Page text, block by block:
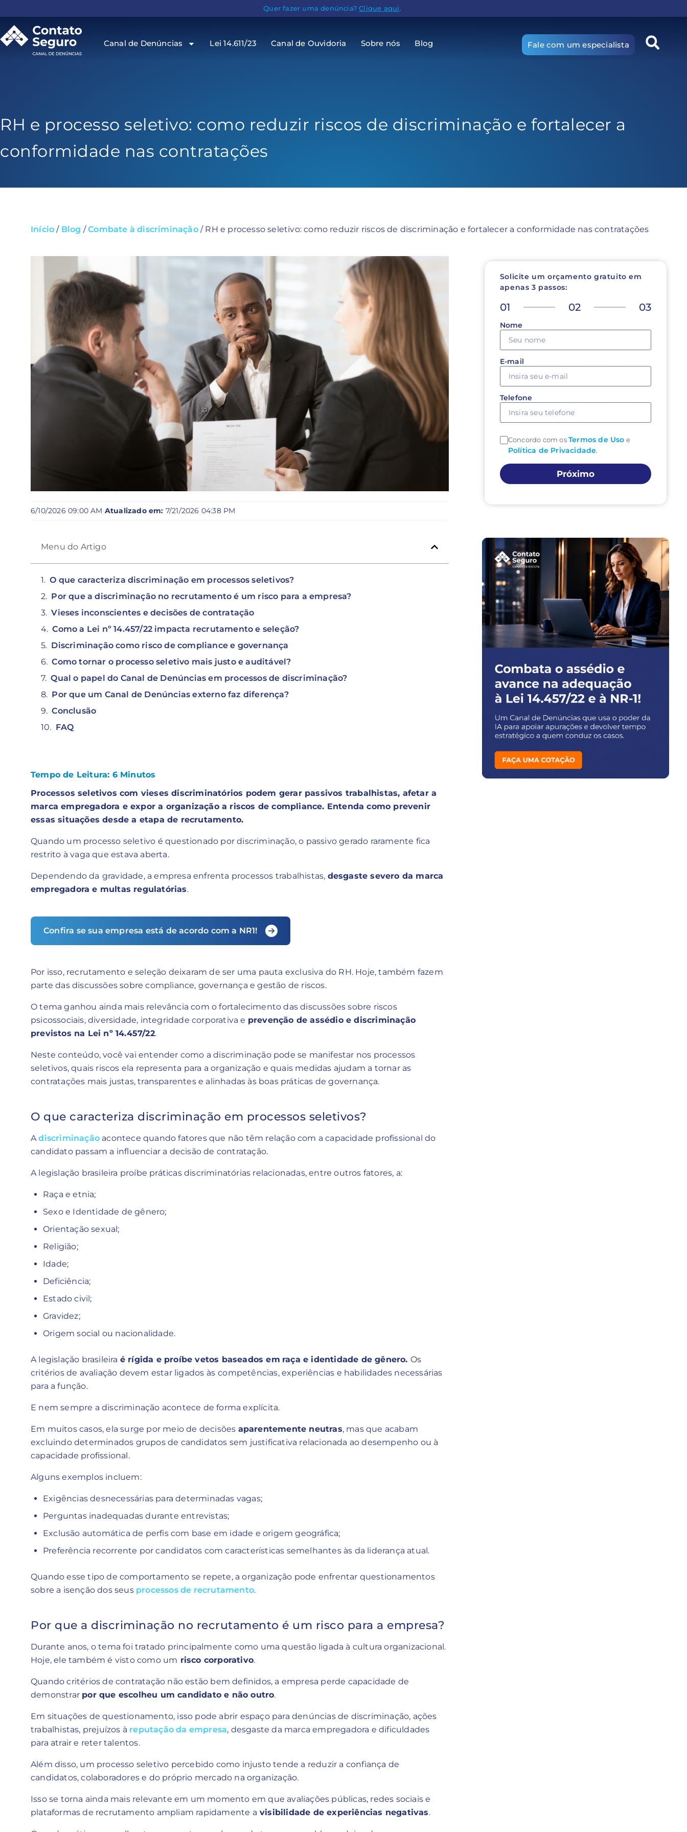
Quer fazer uma denúncia?Clique aqui.
Canal de Denúncias Lei 14.611/23 Canal de Ouvidoria Sobre nós Blog Fale com um especialista
RH e processo seletivo: como reduzir riscos de discriminação e fortalecer a
conformidade nas contratações
Início / Blog /Combate à discriminação/ RH e processo seletivo: como reduzir riscos de discriminação e fortalecer a conformidade nas contratações
6/10/2026 09:00 AM·Atualizado em: 7/21/2026 04:38 PM
Menu do Artigo
O que caracteriza discriminação em processos seletivos?
Por que a discriminação no recrutamento é um risco para a empresa?
Vieses inconscientes e decisões de contratação
Como a Lei nº 14.457/22 impacta recrutamento e seleção?
Discriminação como risco de compliance e governança
Como tornar o processo seletivo mais justo e auditável?
Qual o papel do Canal de Denúncias em processos de discriminação?
Por que um Canal de Denúncias externo faz diferença?
Conclusão
FAQ
Tempo de Leitura: 6 Minutos
Processos seletivos com vieses discriminatórios podem gerar passivos trabalhistas, afetar a
marca empregadora e expor a organização a riscos de compliance. Entenda como prevenir
essas situações desde a etapa de recrutamento.
Quando um processo seletivo é questionado por discriminação, o passivo gerado raramente fica
restrito à vaga que estava aberta.
Dependendo da gravidade, a empresa enfrenta processos trabalhistas, desgaste severo da marca
empregadora e multas regulatórias.
Confira se sua empresa está de acordo com a NR1!
Por isso, recrutamento e seleção deixaram de ser uma pauta exclusiva do RH. Hoje, também fazem
parte das discussões sobre compliance, governança e gestão de riscos.
O tema ganhou ainda mais relevância com o fortalecimento das discussões sobre riscos
psicossociais, diversidade, integridade corporativa e prevenção de assédio e discriminação
previstos na Lei nº 14.457/22.
Neste conteúdo, você vai entender como a discriminação pode se manifestar nos processos
seletivos, quais riscos ela representa para a organização e quais medidas ajudam a tornar as
contratações mais justas, transparentes e alinhadas às boas práticas de governança.
O que caracteriza discriminação em processos seletivos?
Adiscriminação acontece quando fatores que não têm relação com a capacidade profissional do
candidato passam a influenciar a decisão de contratação.
A legislação brasileira proíbe práticas discriminatórias relacionadas, entre outros fatores, a:
Raça e etnia;
Sexo e Identidade de gênero;
Orientação sexual;
Religião;
Idade;
Deficiência;
Estado civil;
Gravidez;
Origem social ou nacionalidade.
A legislação brasileira é rígida e proíbe vetos baseados em raça e identidade de gênero. Os
critérios de avaliação devem estar ligados às competências, experiências e habilidades necessárias
para a função.
E nem sempre a discriminação acontece de forma explícita.
Em muitos casos, ela surge por meio de decisões aparentemente neutras, mas que acabam
excluindo determinados grupos de candidatos sem justificativa relacionada ao desempenho ou à
capacidade profissional.
Alguns exemplos incluem:
Exigências desnecessárias para determinadas vagas;
Perguntas inadequadas durante entrevistas;
Exclusão automática de perfis com base em idade e origem geográfica;
Preferência recorrente por candidatos com características semelhantes às da liderança atual.
Quando esse tipo de comportamento se repete, a organização pode enfrentar questionamentos
sobre a isenção dos seus processos de recrutamento.
Por que a discriminação no recrutamento é um risco para a empresa?
Durante anos, o tema foi tratado principalmente como uma questão ligada à cultura organizacional.
Hoje, ele também é visto como um risco corporativo.
Quando critérios de contratação não estão bem definidos, a empresa perde capacidade de
demonstrar por que escolheu um candidato e não outro.
Em situações de questionamento, isso pode abrir espaço para denúncias de discriminação, ações
trabalhistas, prejuízos à reputação da empresa, desgaste da marca empregadora e dificuldades
para atrair e reter talentos.
Além disso, um processo seletivo percebido como injusto tende a reduzir a confiança de
candidatos, colaboradores e do próprio mercado na organização.
Isso se torna ainda mais relevante em um momento em que avaliações públicas, redes sociais e
plataformas de recrutamento ampliam rapidamente a visibilidade de experiências negativas.
Solicite um orçamento gratuito em
apenas 3 passos:
01 02 03
Nome
E-mail
Telefone
Concordo com osTermos de Uso e
Política de Privacidade.
Próximo